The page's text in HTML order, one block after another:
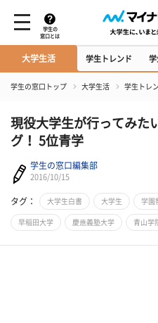
学生の
窓口とは
大学生活 学生トレンド 学
学生の窓口トップ 大学生活 学生トレ
現役大学生が行ってみた
グ！ 5位青学
学生の窓口編集部
2016/10/15
タグ： 大学生白書 大学生 学園
早稲田大学 慶應義塾大学 青山学